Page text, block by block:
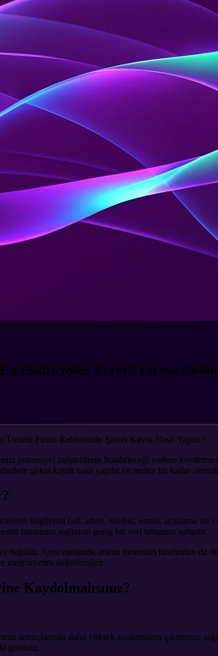
Etkili Yolu: Ücretli Firma
Ücretli Firma Rehberinde Şirket Kaydı Nasıl Yapılır?
potansiyel müşterilerin bulabileceği yerlere
şirket kaydı nasıl yapılır ve neden bu kadar
bilgilerini (ad, adres, telefon, email, açıklama
tanıtımını sağlayan geniş bir veri tabanına sahiptir.
değildir. Aynı zamanda arama motorları tarafından
meşruiyetini değerlendirir.
Kaydolmalısınız?
sonuçlarında daha yüksek sıralamalara çıkmanızı
görünür.